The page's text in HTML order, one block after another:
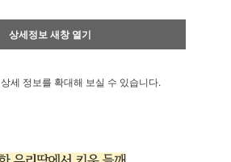
상세정보 새창 열기
상세 정보를 확대해 보실 수 있습니다.